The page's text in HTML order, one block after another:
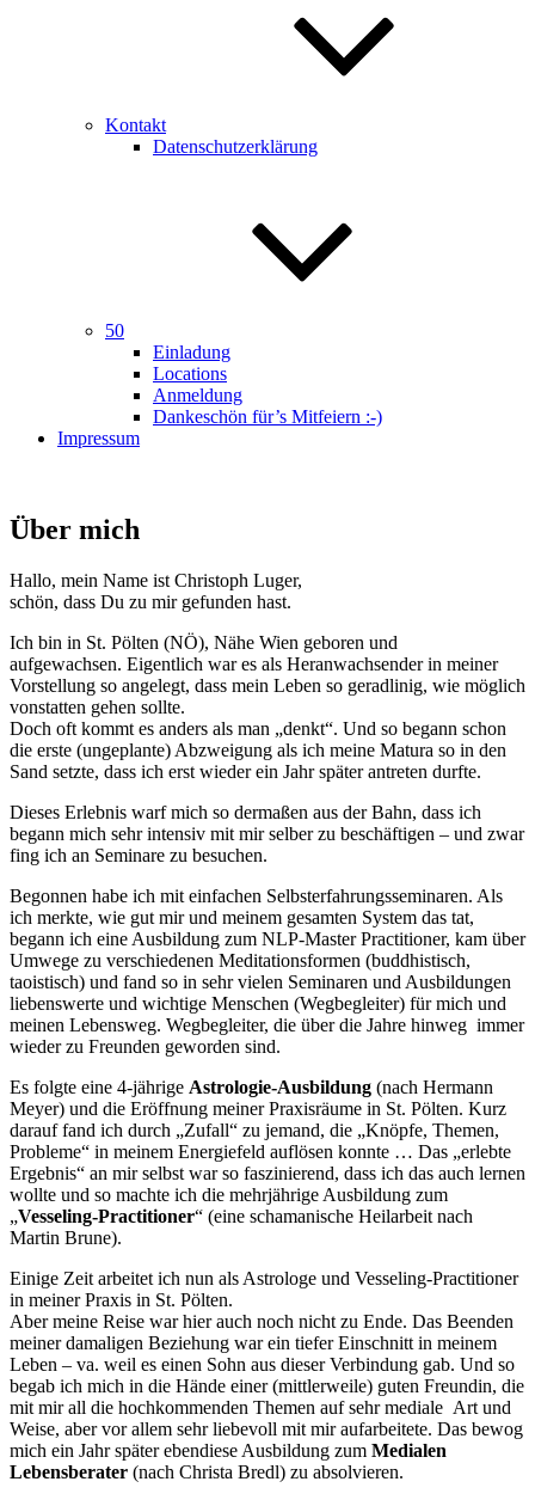
Kontakt
Datenschutzerklärung
50
Einladung
Locations
Anmeldung
Dankeschön für’s Mitfeiern :-)
Impressum
Über mich
Hallo, mein Name ist Christoph Luger,
schön, dass Du zu mir gefunden hast.
Ich bin in St. Pölten (NÖ), Nähe Wien geboren und
aufgewachsen. Eigentlich war es als Heranwachsender in meiner
Vorstellung so angelegt, dass mein Leben so geradlinig, wie möglich
vonstatten gehen sollte.
Doch oft kommt es anders als man „denkt“. Und so begann schon
die erste (ungeplante) Abzweigung als ich meine Matura so in den
Sand setzte, dass ich erst wieder ein Jahr später antreten durfte.
Dieses Erlebnis warf mich so dermaßen aus der Bahn, dass ich
begann mich sehr intensiv mit mir selber zu beschäftigen – und zwar
fing ich an Seminare zu besuchen.
Begonnen habe ich mit einfachen Selbsterfahrungsseminaren. Als
ich merkte, wie gut mir und meinem gesamten System das tat,
begann ich eine Ausbildung zum NLP-Master Practitioner, kam über
Umwege zu verschiedenen Meditationsformen (buddhistisch,
taoistisch) und fand so in sehr vielen Seminaren und Ausbildungen
liebenswerte und wichtige Menschen (Wegbegleiter) für mich und
meinen Lebensweg. Wegbegleiter, die über die Jahre hinweg immer
wieder zu Freunden geworden sind.
Es folgte eine 4-jährige Astrologie-Ausbildung (nach Hermann
Meyer) und die Eröffnung meiner Praxisräume in St. Pölten. Kurz
darauf fand ich durch „Zufall“ zu jemand, die „Knöpfe, Themen,
Probleme“ in meinem Energiefeld auflösen konnte … Das „erlebte
Ergebnis“ an mir selbst war so faszinierend, dass ich das auch lernen
wollte und so machte ich die mehrjährige Ausbildung zum
„Vesseling-Practitioner“ (eine schamanische Heilarbeit nach
Martin Brune).
Einige Zeit arbeitet ich nun als Astrologe und Vesseling-Practitioner
in meiner Praxis in St. Pölten.
Aber meine Reise war hier auch noch nicht zu Ende. Das Beenden
meiner damaligen Beziehung war ein tiefer Einschnitt in meinem
Leben – va. weil es einen Sohn aus dieser Verbindung gab. Und so
begab ich mich in die Hände einer (mittlerweile) guten Freundin, die
mit mir all die hochkommenden Themen auf sehr mediale Art und
Weise, aber vor allem sehr liebevoll mit mir aufarbeitete. Das bewog
mich ein Jahr später ebendiese Ausbildung zum Medialen
Lebensberater (nach Christa Bredl) zu absolvieren.